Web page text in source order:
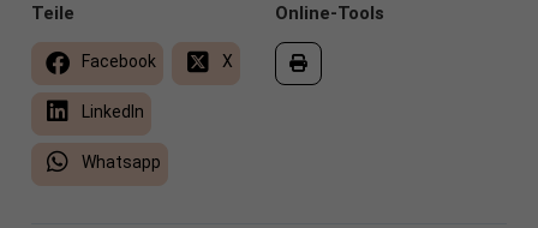
Online-Tools
Teile
Facebook X
LinkedIn
Whatsapp